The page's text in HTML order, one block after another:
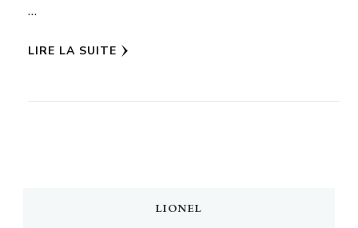
…
LIRE LA SUITE
LIONEL